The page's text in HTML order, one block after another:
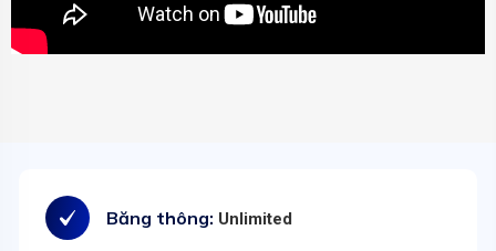
Băng thông: Unlimited